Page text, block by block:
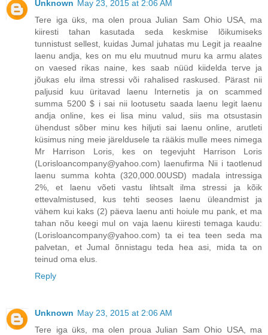
Unknown May 23, 2015 at 2:06 AM
Tere iga üks, ma olen proua Julian Sam Ohio USA, ma
kiiresti tahan kasutada seda keskmise lõikumiseks
tunnistust sellest, kuidas Jumal juhatas mu Legit ja reaalne
laenu andja, kes on mu elu muutnud muru ka armu alates
on vaesed rikas naine, kes saab nüüd kiidelda terve ja
jõukas elu ilma stressi või rahalised raskused. Pärast nii
paljusid kuu üritavad laenu Internetis ja on scammed
summa 5200 $ i sai nii lootusetu saada laenu legit laenu
andja online, kes ei lisa minu valud, siis ma otsustasin
ühendust sõber minu kes hiljuti sai laenu online, arutleti
küsimus ning meie järeldusele ta rääkis mulle mees nimega
Mr Harrison Loris, kes on tegevjuht Harrison Loris
(Lorisloancompany@yahoo.com) laenufirma Nii i taotlenud
laenu summa kohta (320,000.00USD) madala intressiga
2%, et laenu võeti vastu lihtsalt ilma stressi ja kõik
ettevalmistused, kus tehti seoses laenu üleandmist ja
vähem kui kaks (2) päeva laenu anti hoiule mu pank, et ma
tahan nõu keegi mul on vaja laenu kiiresti temaga kaudu:
(Lorisloancompany@yahoo.com) ta ei tea teen seda ma
palvetan, et Jumal õnnistagu teda hea asi, mida ta on
teinud oma elus.
Reply
Unknown May 23, 2015 at 2:06 AM
Tere iga üks, ma olen proua Julian Sam Ohio USA, ma